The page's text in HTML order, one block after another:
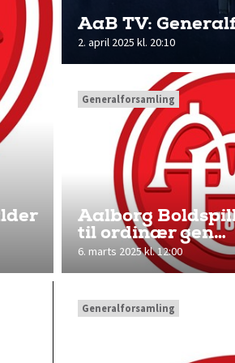
AaB TV:
2. april 2025 kl. 20:10
Aalborg
til ordinær gen…
6. marts 2025 kl. 12:00
Generalforsamling
Generalforsamling